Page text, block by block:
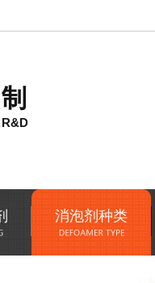
消泡剂种类